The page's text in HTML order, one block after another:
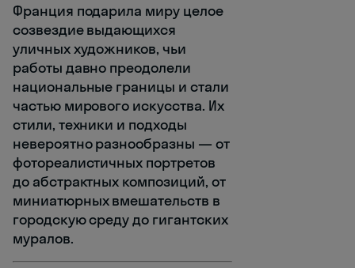
Франция подарила миру целое
созвездие выдающихся
уличных художников, чьи
работы давно преодолели
национальные границы и стали
частью мирового искусства. Их
стили, техники и подходы
невероятно разнообразны — от
фотореалистичных портретов
до абстрактных композиций, от
миниатюрных вмешательств в
городскую среду до гигантских
муралов.